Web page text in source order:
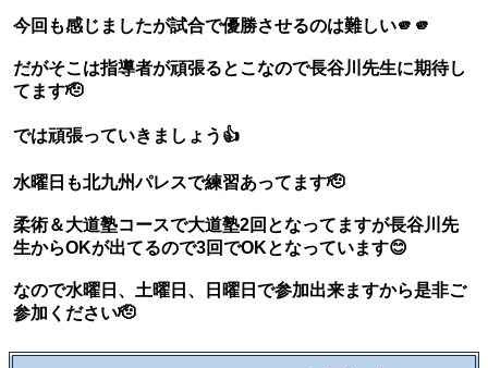
今回も感じましたが試合で優勝させるのは難しい🫵🫵
だがそこは指導者が頑張るとこなので長谷川先生に期待し
てます🫡
では頑張っていきましょう👍
水曜日も北九州パレスで練習あってます🫡
柔術＆大道塾コースで大道塾2回となってますが長谷川先
生からOKが出てるので3回でOKとなっています😊
なので水曜日、土曜日、日曜日で参加出来ますから是非ご
参加ください🫡